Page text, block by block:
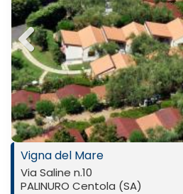
Previ
ous
Vigna del Mare
Via Saline n.10
PALINURO Centola (SA)